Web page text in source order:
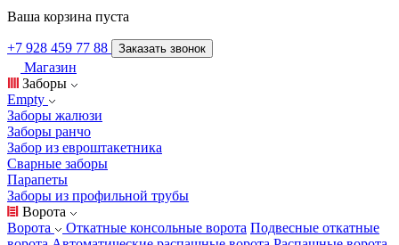
Ваша корзина пуста
+7 928 459 77 88 Заказать звонок
Магазин
Заборы
Empty
Заборы жалюзи
Заборы ранчо
Забор из евроштакетника
Сварные заборы
Парапеты
Заборы из профильной трубы
Ворота
Ворота
Откатные консольные ворота Подвесные откатные